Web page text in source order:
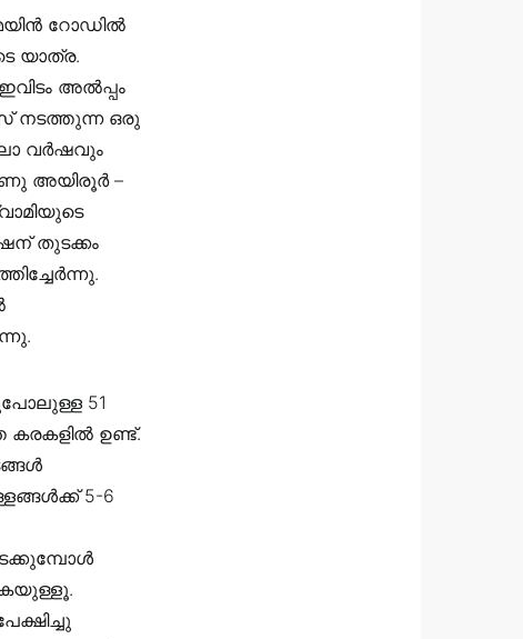
റോഡിൽ
യാത്ര.
അൽപ്പം
നടത്തുന്ന ഒരു
വർഷവും
അയിരൂർ –
തുടക്കം
51
ഉണ്ട്.
5-6